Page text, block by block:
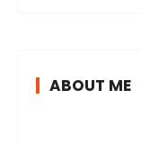
ABOUT ME